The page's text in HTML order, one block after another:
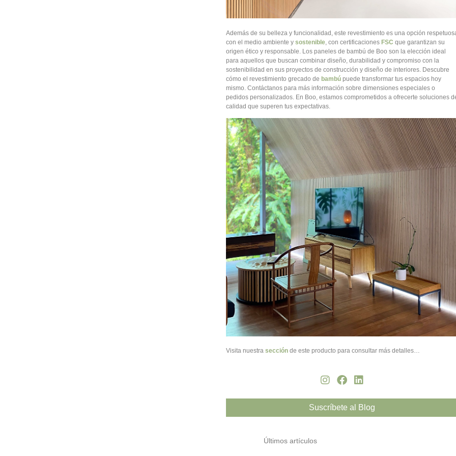
Además de su belleza y funcionalidad, este revestimiento es una opción
con el medio ambiente y sostenible, con certificaciones FSC que garantizan su
origen ético y responsable. Los paneles de bambú de Boo son la elección ideal
para aquellos que buscan combinar diseño, durabilidad y compromiso con la
sostenibilidad en sus proyectos de construcción y diseño de interiores. Descubre
cómo el revestimiento grecado de bambú puede transformar tus espacios hoy
mismo. Contáctanos para más información sobre dimensiones especiales o
pedidos personalizados. En Boo, estamos comprometidos a ofrecerte soluciones
calidad que superen tus expectativas.
Visita nuestra sección de este producto para consultar más detalles…
Suscríbete al Blog
Últimos artículos